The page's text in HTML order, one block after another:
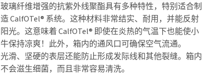
玻璃纤维增强的抗紫外线聚酯具有多种特性，特别适合制
造 CalfOTel® 系统。这种材料非常结实、耐用，并能反射
阳光。这意味着 CalfOTel® 即使在炎热的气温下也能使小
牛保持凉爽！此外，箱内的通风口可确保空气流通。
光滑、坚硬的表层还能防止形成发际线和其他裂缝。箱内
不会滋生细菌，而且非常容易清洗。